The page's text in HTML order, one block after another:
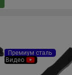
Премиум сталь
Видео